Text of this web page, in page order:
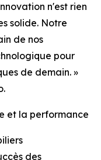
n'est rien
solide. Notre
de nos
pour
de demain. »
et la performance
des